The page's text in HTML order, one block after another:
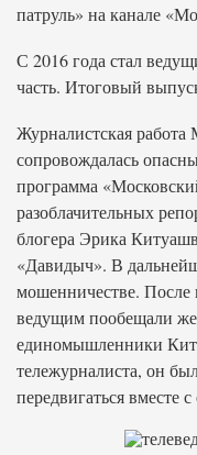
патруль» на канале
С 2016 года стал
часть. Итоговый
Журналистская
сопровождалась
программа
разоблачительных
блогера Эрика
«Давидыч». В
мошенничестве. После
ведущим пообещали
единомышленники
тележурналиста, он
передвигаться вместе